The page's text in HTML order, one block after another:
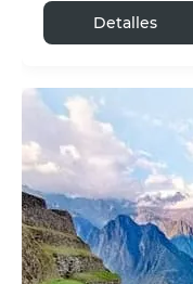
Detalles